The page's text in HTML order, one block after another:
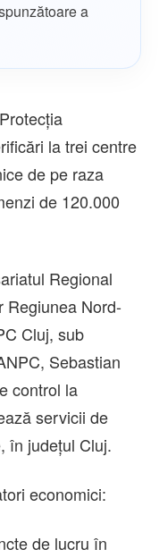
a
la trei centre
de pe raza
de 120.000
Regional
Regiunea Nord-
Cluj, sub
Sebastian
control la
servicii de
în județul Cluj.
economici:
de lucru în